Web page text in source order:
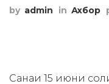
by admin in Ахбор
Санаи 15 июни